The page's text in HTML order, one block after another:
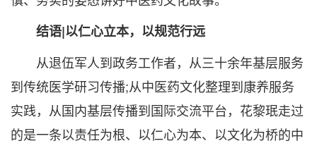
结语|以仁心立本，以规范行远
从退伍军人到政务工作者，从三十余年基层服务
到传统医学研习传播;从中医药文化整理到康养服务
实践，从国内基层传播到国际交流平台，花黎珉走过
的是一条以责任为根、以仁心为本、以文化为桥的中